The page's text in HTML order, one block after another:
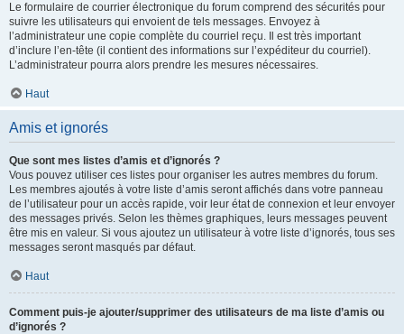
Le formulaire de courrier électronique du forum comprend des sécurités pour
suivre les utilisateurs qui envoient de tels messages. Envoyez à
l’administrateur une copie complète du courriel reçu. Il est très important
d’inclure l’en-tête (il contient des informations sur l’expéditeur du courriel).
L’administrateur pourra alors prendre les mesures nécessaires.
Haut
Amis et ignorés
Que sont mes listes d’amis et d’ignorés ?
Vous pouvez utiliser ces listes pour organiser les autres membres du forum.
Les membres ajoutés à votre liste d’amis seront affichés dans votre panneau
de l’utilisateur pour un accès rapide, voir leur état de connexion et leur envoyer
des messages privés. Selon les thèmes graphiques, leurs messages peuvent
être mis en valeur. Si vous ajoutez un utilisateur à votre liste d’ignorés, tous ses
messages seront masqués par défaut.
Haut
Comment puis-je ajouter/supprimer des utilisateurs de ma liste d’amis ou
d’ignorés ?